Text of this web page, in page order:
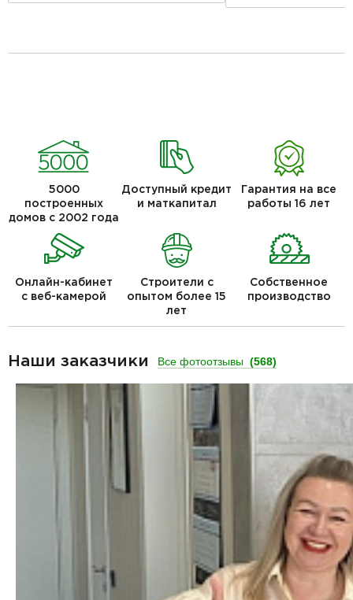
5000
построенных
домов с 2002 года
Доступный кредит
и маткапитал
Гарантия на все
работы 16 лет
Онлайн-кабинет
с веб-камерой
Строители с
опытом более 15
лет
Собственное
производство
Наши заказчики Все фотоотзывы (568)